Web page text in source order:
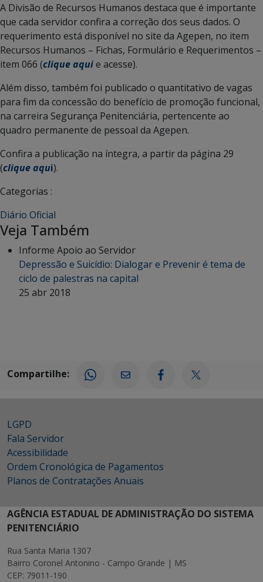
A Divisão de Recursos Humanos destaca que é importante
que cada servidor confira a correção dos seus dados. O
requerimento está disponível no site da Agepen, no item
Recursos Humanos – Fichas, Formulário e Requerimentos –
item 066 (clique aquie acesse).
Além disso, também foi publicado o quantitativo de vagas
para fim da concessão do benefício de promoção funcional,
na carreira Segurança Penitenciária, pertencente ao
quadro permanente de pessoal da Agepen.
Confira a publicação na íntegra, a partir da página 29
(clique aqui).
Categorias :
Diário Oficial
Veja Também
Informe Apoio ao Servidor
Depressão e Suicídio: Dialogar e Prevenir é tema de
ciclo de palestras na capital
25 abr 2018
Compartilhe:
LGPD
Fala Servidor
Acessibilidade
Ordem Cronológica de Pagamentos
Planos de Contratações Anuais
AGÊNCIA ESTADUAL DE ADMINISTRAÇÃO DO SISTEMA
PENITENCIÁRIO
Rua Santa Maria 1307
Bairro Coronel Antonino - Campo Grande | MS
CEP: 79011-190